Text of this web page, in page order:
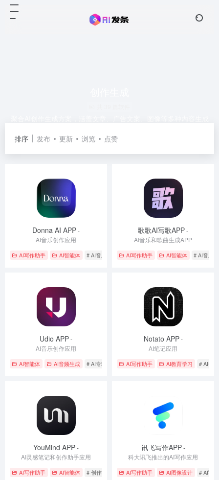
排序
发布 更新 浏览 点赞
Donna AI APP-
AI音乐创作应用
AI写作助手 AI智能体 # AI音乐创作 # 创作生成 # 音乐制作
歌歌AI写歌APP-
AI音乐和歌曲生成APP
AI写作助手 AI智能体 # AI音乐
Udio APP-
AI音乐创作应用
AI智能体 AI音频生成 # AI专辑封面 # AI音乐生成 # 创作生成
Notato APP-
AI笔记应用
AI写作助手 AI教育学习 # AI智
YouMind APP-
AI灵感笔记和创作助手应用
AI写作助手 AI智能体 # 创作生成 # 智能助手 # 笔记整理
讯飞写作APP-
科大讯飞推出的AI写作应用
AI写作助手 AI图像设计 # AI写作